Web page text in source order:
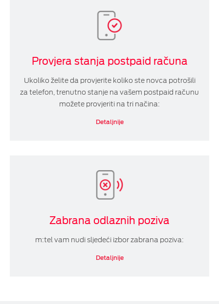
Provjera stanja postpaid računa
Ukoliko želite da provjerite koliko ste novca potrošili
za telefon, trenutno stanje na vašem postpaid računu
možete provjeriti na tri načina:
Detaljnije
Zabrana odlaznih poziva
m:tel vam nudi sljedeći izbor zabrana poziva:
Detaljnije